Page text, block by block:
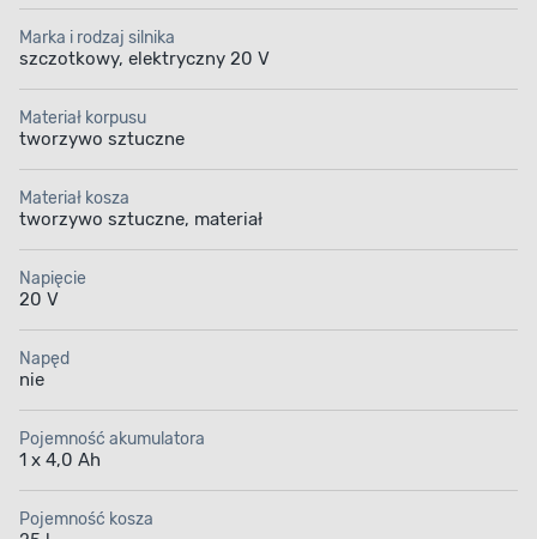
Marka i rodzaj silnika
szczotkowy, elektryczny 20 V
Materiał korpusu
tworzywo sztuczne
Materiał kosza
tworzywo sztuczne, materiał
Napięcie
20 V
Napęd
nie
Pojemność akumulatora
1 x 4,0 Ah
Pojemność kosza